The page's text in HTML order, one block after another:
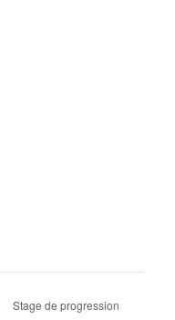
Stage de progression